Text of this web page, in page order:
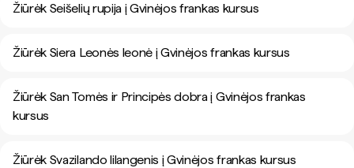
Žiūrėk Seišelių rupija į Gvinėjos frankas kursus
Žiūrėk Siera Leonės leonė į Gvinėjos frankas kursus
Žiūrėk San Tomės ir Principės dobra į Gvinėjos frankas
kursus
Žiūrėk Svazilando lilangenis į Gvinėjos frankas kursus